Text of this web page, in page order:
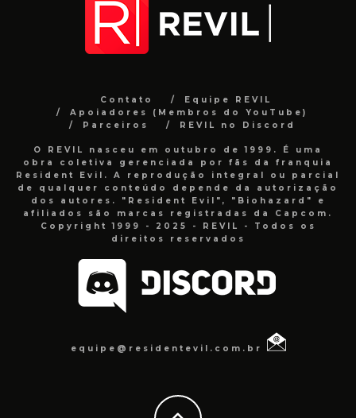
Contato
Equipe REVIL
Apoiadores (Membros do YouTube)
Parceiros
REVIL no Discord
O REVIL nasceu em outubro de 1999. É uma
obra coletiva gerenciada por fãs da franquia
Resident Evil. A reprodução integral ou parcial
de qualquer conteúdo depende da autorização
dos autores. "Resident Evil", "Biohazard" e
afiliados são marcas registradas da Capcom.
Copyright 1999 - 2025 - REVIL - Todos os
direitos reservados
equipe@residentevil.com.br